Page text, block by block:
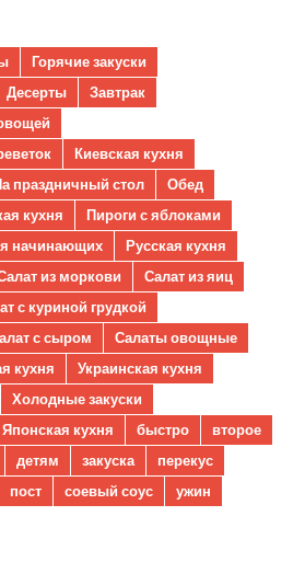
Горячие закуски
Десерты
Завтрак
Киевская кухня
праздничный стол
Обед
кухня
Пироги с яблоками
начинающих
Русская кухня
из моркови
Салат из яиц
с куриной грудкой
с сыром
Салаты овощные
кухня
Украинская кухня
Холодные закуски
Японская кухня быстро
второе
детям закуска
перекус
пост соевый соус ужин